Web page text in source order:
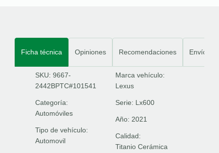
Ficha técnica Opiniones Recomendaciones Envíos
SKU: 9667-
2442BPTC#101541
Categoría:
Automóviles
Tipo de vehículo:
Automovil
Marca vehículo:
Lexus
Serie: Lx600
Año: 2021
Calidad:
Titanio Cerámica